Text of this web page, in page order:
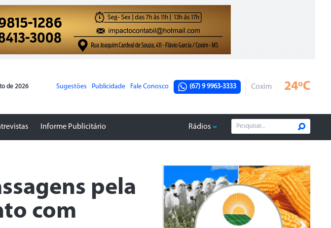
de 2026 Sugestões Publicidade Fale Conosco (67) 9 9963-3333 Coxim 24ºC
Informe Publicitário Rádios
pela
com